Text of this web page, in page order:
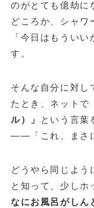
のがとても億劫に
どころか、シャワ
「今日はもうい
す。
そんな自分に対し
たとき、ネットで
ル）」
という言葉
——「これ、まさ
どうやら同じよう
と知って、少しホ
なにお風呂がしん